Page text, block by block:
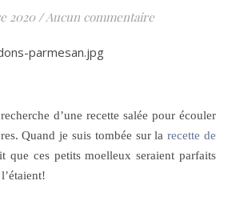
2020 /Aucun commentaire
d’une recette salée pour écouler
Quand je suis tombée sur larecette de
que ces petits moelleux seraient parfaits